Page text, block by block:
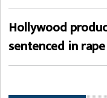
Hollywood
sentenced in